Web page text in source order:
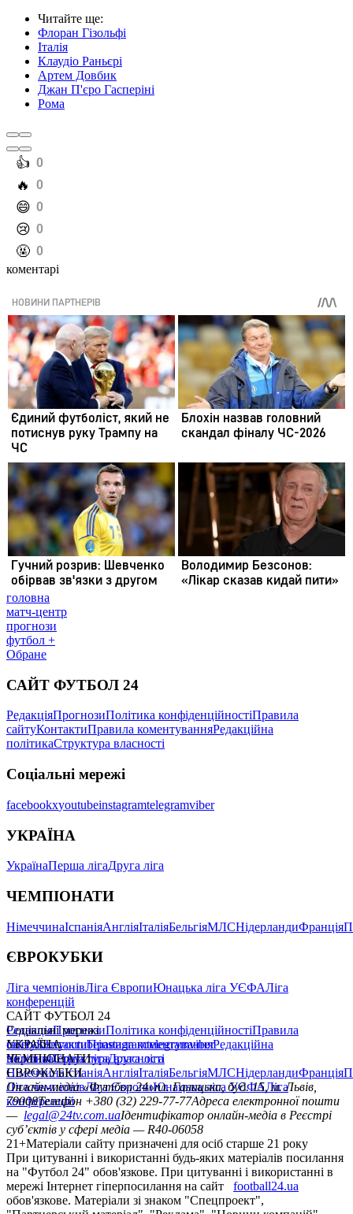
Читайте ще:
Флоран Гізольфі
Італія
Клаудіо Раньєрі
Артем Довбик
Джан П'єро Гасперіні
Рома
️👍 0
️🔥 0
️😄 0
️😢 0
️🤬 0
коментарі
головна
матч-центр
прогнози
футбол +
Обране
САЙТ ФУТБОЛ 24
РедакціяПрогнозиПолітика конфіденційностіПравила
сайтуКонтактиПравила коментуванняРедакційна
політикаСтруктура власності
Соціальні мережі
facebookxyoutubeinstagramtelegramviber
УКРАЇНА
УкраїнаПерша лігаДруга ліга
ЧЕМПІОНАТИ
НімеччинаІспаніяАнгліяІталіяБельгіяМЛСНідерландиФранція
ЄВРОКУБКИ
Ліга чемпіонівЛіга ЄвропиЮнацька ліга УЄФАЛіга
конференцій
САЙТ ФУТБОЛ 24
РедакціяПрогнозиПолітика конфіденційностіПравила
сайтуКонтактиПравила коментуванняРедакційна
політикаСтруктура власності
Соціальні мережі
facebookxyoutubeinstagramtelegramviber
УКРАЇНА
УкраїнаПерша лігаДруга ліга
ЧЕМПІОНАТИ
НімеччинаІспаніяАнгліяІталіяБельгіяМЛСНідерландиФранція
ЄВРОКУБКИ
Ліга чемпіонівЛіга ЄвропиЮнацька ліга УЄФАЛіга
конференцій
Онлайн-медіа «Футбол 24»пл. Галицька, буд. 15, м. Львів,
79008Телефон +380 (32) 229-77-77Адреса електронної пошти
— legal@24tv.com.uaІдентифікатор онлайн-медіа в Реєстрі
суб’єктів у сфері медіа — R40-06058
21+Матеріали сайту призначені для осіб старше 21 року
При цитуванні і використанні будь-яких матеріалів посилання
на "Футбол 24" обов'язкове. При цитуванні і використанні в
мережі Інтернет гіперпосилання на сайт
football24.ua
обов'язкове. Матеріали зі знаком "Спецпроект",